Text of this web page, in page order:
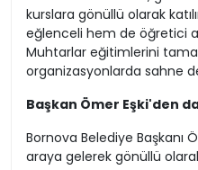
kurslara gönüllü olarak
eğlenceli hem de öğretici
Muhtarlar eğitimlerini
organizasyonlarda sahne
Başkan Ömer Eşki'den
Bornova Belediye Başkanı
araya gelerek gönüllü